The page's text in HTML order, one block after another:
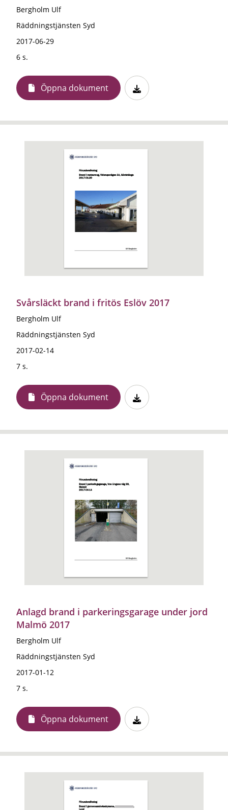
Bergholm Ulf
Räddningstjänsten Syd
2017-06-29
6 s.
Öppna dokument
Svårsläckt brand i fritös Eslöv 2017
Bergholm Ulf
Räddningstjänsten Syd
2017-02-14
7 s.
Öppna dokument
Anlagd brand i parkeringsgarage under jord
Malmö 2017
Bergholm Ulf
Räddningstjänsten Syd
2017-01-12
7 s.
Öppna dokument